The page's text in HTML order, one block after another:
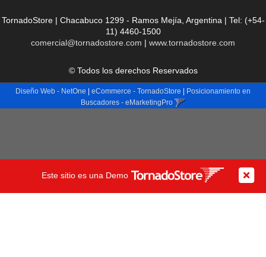
TornadoStore | Chacabuco 1299 - Ramos Mejía, Argentina | Tel: (+54-
11) 4460-1500
comercial@tornadostore.com | www.tornadostore.com
© Todos los derechos Reservados
Diseño Web - NetOne | eCommerce - TornadoStore | Posicionamiento en
Buscadores - eMarketingPro
Este sitio es una Demo